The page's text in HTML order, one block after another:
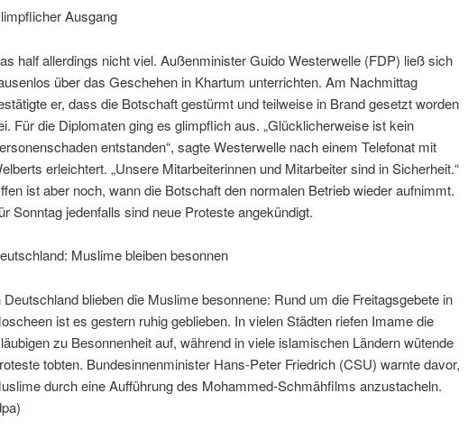
Ausgang
half allerdings nicht viel. Außenminister Guido Westerwelle (FDP) ließ sich
über das Geschehen in Khartum unterrichten. Am Nachmittag
er, dass die Botschaft gestürmt und teilweise in Brand gesetzt worden
Für die Diplomaten ging es glimpflich aus. „Glücklicherweise ist kein
entstanden“, sagte Westerwelle nach einem Telefonat mit
erleichtert. „Unsere Mitarbeiterinnen und Mitarbeiter sind in Sicherheit.“
ist aber noch, wann die Botschaft den normalen Betrieb wieder aufnimmt.
Sonntag jedenfalls sind neue Proteste angekündigt.
Muslime bleiben besonnen
Deutschland blieben die Muslime besonnene: Rund um die Freitagsgebete in
ist es gestern ruhig geblieben. In vielen Städten riefen Imame die
zu Besonnenheit auf, während in viele islamischen Ländern wütende
tobten. Bundesinnenminister Hans-Peter Friedrich (CSU) warnte davor,
durch eine Aufführung des Mohammed-Schmähfilms anzustacheln.